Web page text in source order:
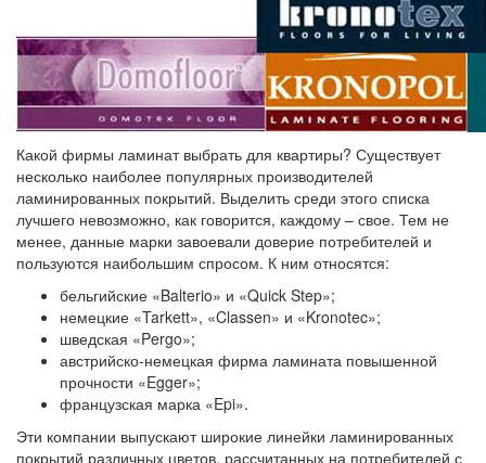
Какой фирмы ламинат выбрать для квартиры? Существует
несколько наиболее популярных производителей
ламинированных покрытий. Выделить среди этого списка
лучшего невозможно, как говорится, каждому – свое. Тем не
менее, данные марки завоевали доверие потребителей и
пользуются наибольшим спросом. К ним относятся:
бельгийские «Balterio» и «Quick Step»;
немецкие «Tarkett», «Classen» и «Kronotec»;
шведская «Pergo»;
австрийско-немецкая фирма ламината повышенной
прочности «Egger»;
французская марка «Epi».
Эти компании выпускают широкие линейки ламинированных
покрытий различных цветов, рассчитанных на потребителей с